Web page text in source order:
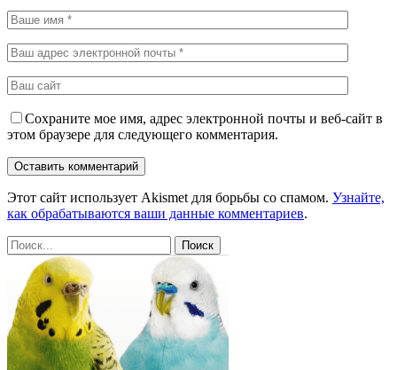
Сохраните мое имя, адрес электронной почты и веб-сайт в
этом браузере для следующего комментария.
Этот сайт использует Akismet для борьбы со спамом. Узнайте,
как обрабатываются ваши данные комментариев.